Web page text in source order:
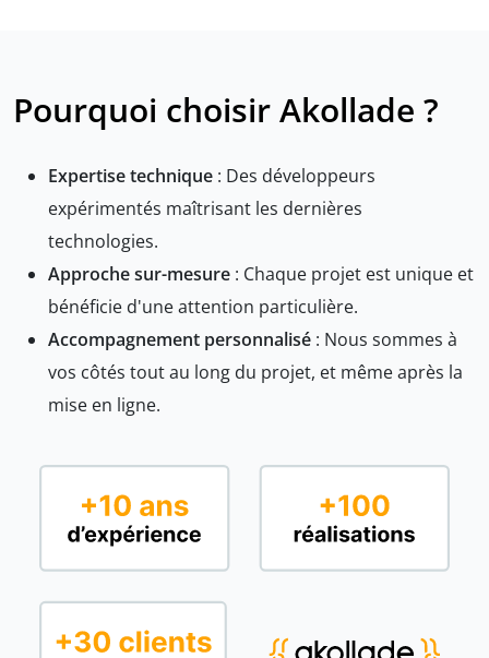
Pourquoi choisir Akollade ?
Expertise technique : Des développeurs
expérimentés maîtrisant les dernières
technologies.
Approche sur-mesure : Chaque projet est unique et
bénéficie d'une attention particulière.
Accompagnement personnalisé : Nous sommes à
vos côtés tout au long du projet, et même après la
mise en ligne.